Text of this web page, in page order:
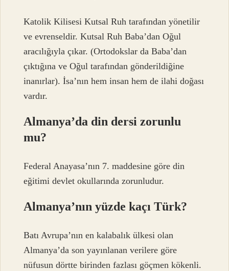
Katolik Kilisesi Kutsal Ruh tarafından yönetilir
ve evrenseldir. Kutsal Ruh Baba’dan Oğul
aracılığıyla çıkar. (Ortodokslar da Baba’dan
çıktığına ve Oğul tarafından gönderildiğine
inanırlar). İsa’nın hem insan hem de ilahi doğası
vardır.
Almanya’da din dersi zorunlu
mu?
Federal Anayasa’nın 7. maddesine göre din
eğitimi devlet okullarında zorunludur.
Almanya’nın yüzde kaçı Türk?
Batı Avrupa’nın en kalabalık ülkesi olan
Almanya’da son yayınlanan verilere göre
nüfusun dörtte birinden fazlası göçmen kökenli.